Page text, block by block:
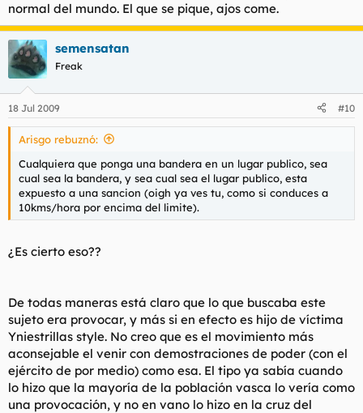
normal del mundo. El que se pique, ajos come.
semensatan
Freak
18 Jul 2009 #10
Arisgo rebuznó:
Cualquiera que ponga una bandera en un lugar publico, sea
cual sea la bandera, y sea cual sea el lugar publico, esta
expuesto a una sancion (oigh ya ves tu, como si conduces a
10kms/hora por encima del limite).
¿Es cierto eso??
De todas maneras está claro que lo que buscaba este
sujeto era provocar, y más si en efecto es hijo de víctima
Yniestrillas style. No creo que es el movimiento más
aconsejable el venir con demostraciones de poder (con el
ejército de por medio) como esa. El tipo ya sabía cuando
lo hizo que la mayoría de la población vasca lo vería como
una provocación, y no en vano lo hizo en la cruz del